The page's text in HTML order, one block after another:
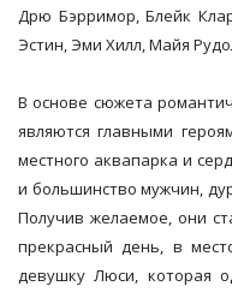
Дрю Бэрримор, Блейк
Эстин, Эми Хилл, Майя
В основе сюжета
являются главными
местного аквапарка и
и большинство мужчин,
Получив желаемое, они
прекрасный день, в
девушку Люси, которая